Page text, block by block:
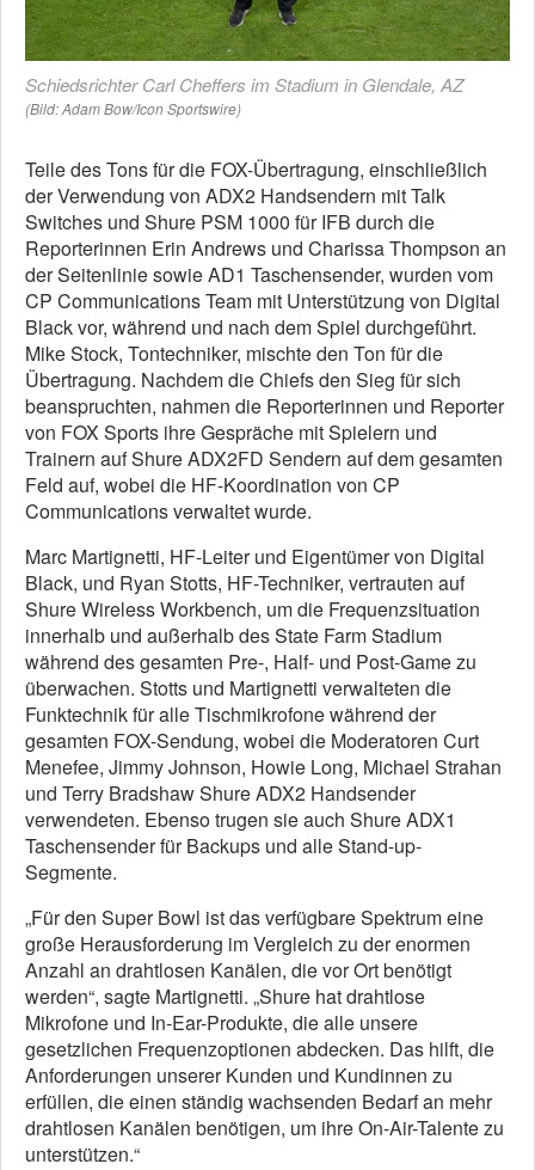
Schiedsrichter Carl Cheffers im Stadium in Glendale, AZ
(Bild: Adam Bow/Icon Sportswire)
Teile des Tons für die FOX-Übertragung, einschließlich
der Verwendung von ADX2 Handsendern mit Talk
Switches und Shure PSM 1000 für IFB durch die
Reporterinnen Erin Andrews und Charissa Thompson an
der Seitenlinie sowie AD1 Taschensender, wurden vom
CP Communications Team mit Unterstützung von Digital
Black vor, während und nach dem Spiel durchgeführt.
Mike Stock, Tontechniker, mischte den Ton für die
Übertragung. Nachdem die Chiefs den Sieg für sich
beanspruchten, nahmen die Reporterinnen und Reporter
von FOX Sports ihre Gespräche mit Spielern und
Trainern auf Shure ADX2FD Sendern auf dem gesamten
Feld auf, wobei die HF-Koordination von CP
Communications verwaltet wurde.
Marc Martignetti, HF-Leiter und Eigentümer von Digital
Black, und Ryan Stotts, HF-Techniker, vertrauten auf
Shure Wireless Workbench, um die Frequenzsituation
innerhalb und außerhalb des State Farm Stadium
während des gesamten Pre-, Half- und Post-Game zu
überwachen. Stotts und Martignetti verwalteten die
Funktechnik für alle Tischmikrofone während der
gesamten FOX-Sendung, wobei die Moderatoren Curt
Menefee, Jimmy Johnson, Howie Long, Michael Strahan
und Terry Bradshaw Shure ADX2 Handsender
verwendeten. Ebenso trugen sie auch Shure ADX1
Taschensender für Backups und alle Stand-up-
Segmente.
„Für den Super Bowl ist das verfügbare Spektrum eine
große Herausforderung im Vergleich zu der enormen
Anzahl an drahtlosen Kanälen, die vor Ort benötigt
werden“, sagte Martignetti. „Shure hat drahtlose
Mikrofone und In-Ear-Produkte, die alle unsere
gesetzlichen Frequenzoptionen abdecken. Das hilft, die
Anforderungen unserer Kunden und Kundinnen zu
erfüllen, die einen ständig wachsenden Bedarf an mehr
drahtlosen Kanälen benötigen, um ihre On-Air-Talente zu
unterstützen.“